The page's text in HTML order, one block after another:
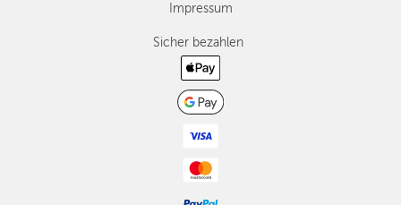
Impressum
Sicher bezahlen